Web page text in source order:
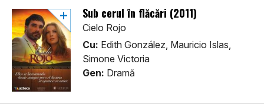
Sub cerul în flăcări (2011)
Cielo Rojo
Cu: Edith González, Mauricio Islas,
Simone Victoria
Gen: Dramă